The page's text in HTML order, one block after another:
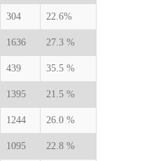
304 22.6%
1636 27.3 %
439 35.5 %
1395 21.5 %
1244 26.0 %
1095 22.8 %